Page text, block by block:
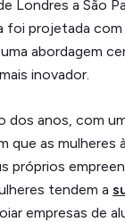
a São
foi projetada
abordagem
inovador.
dos anos, com
que as mulheres
próprios
tendem a
empresas de